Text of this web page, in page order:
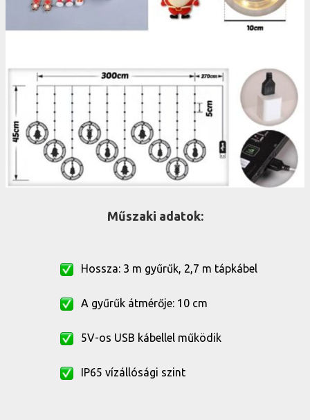
Műszaki adatok:
Hossza: 3 m gyűrűk, 2,7 m tápkábel
A gyűrűk átmérője: 10 cm
5V-os USB kábellel működik
IP65 vízállósági szint